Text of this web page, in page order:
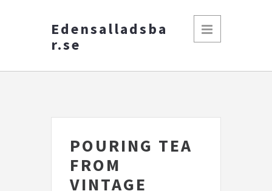
Edensalladsba
r.se
POURING TEA
FROM
VINTAGE